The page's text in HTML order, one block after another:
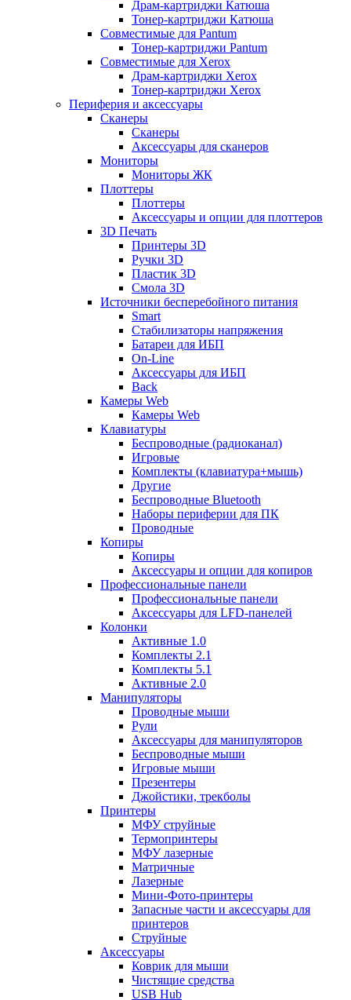
Драм-картриджи Катюша
Тонер-картриджи Катюша
Совместимые для Pantum
Тонер-картриджи Pantum
Совместимые для Xerox
Драм-картриджи Xerox
Тонер-картриджи Xerox
Периферия и аксессуары
Сканеры
Сканеры
Аксессуары для сканеров
Мониторы
Мониторы ЖК
Плоттеры
Плоттеры
Аксессуары и опции для плоттеров
3D Печать
Принтеры 3D
Ручки 3D
Пластик 3D
Смола 3D
Источники бесперебойного питания
Smart
Стабилизаторы напряжения
Батареи для ИБП
On-Line
Аксессуары для ИБП
Back
Камеры Web
Камеры Web
Клавиатуры
Беспроводные (радиоканал)
Игровые
Комплекты (клавиатура+мышь)
Другие
Беспроводные Bluetooth
Наборы периферии для ПК
Проводные
Копиры
Копиры
Аксессуары и опции для копиров
Профессиональные панели
Профессиональные панели
Аксессуары для LFD-панелей
Колонки
Активные 1.0
Комплекты 2.1
Комплекты 5.1
Активные 2.0
Манипуляторы
Проводные мыши
Рули
Аксессуары для манипуляторов
Беспроводные мыши
Игровые мыши
Презентеры
Джойстики, трекболы
Принтеры
МФУ струйные
Термопринтеры
МФУ лазерные
Матричные
Лазерные
Мини-Фото-принтеры
Запасные части и аксессуары для
принтеров
Струйные
Аксессуары
Коврик для мыши
Чистящие средства
USB Hub